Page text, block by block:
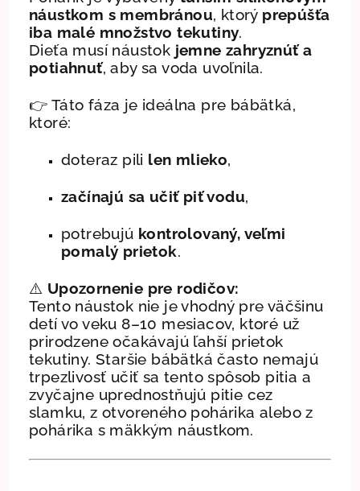
náustkom s membránou, ktorý prepúšťa
iba malé množstvo tekutiny.
Dieťa musí náustok jemne zahryznúť a
potiahnuť, aby sa voda uvoľnila.
👉 Táto fáza je ideálna pre bábätká,
ktoré:
doteraz pili len mlieko,
začínajú sa učiť piť vodu,
potrebujú kontrolovaný, veľmi
pomalý prietok.
⚠️ Upozornenie pre rodičov:
Tento náustok nie je vhodný pre väčšinu
detí vo veku 8–10 mesiacov, ktoré už
prirodzene očakávajú ľahší prietok
tekutiny. Staršie bábätká často nemajú
trpezlivosť učiť sa tento spôsob pitia a
zvyčajne uprednostňujú pitie cez
slamku, z otvoreného pohárika alebo z
pohárika s mäkkým náustkom.